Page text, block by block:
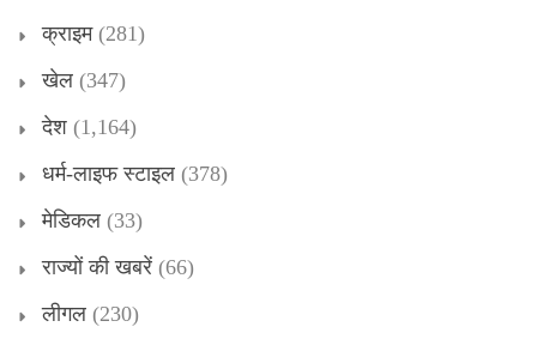
क्राइम(281)
खेल (347)
देश (1,164)
धर्म-लाइफ स्टाइल (378)
मेडिकल (33)
राज्यों की खबरें (66)
लीगल (230)